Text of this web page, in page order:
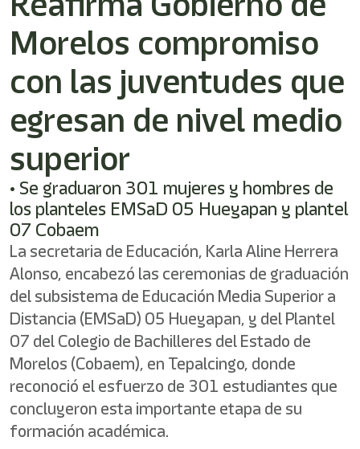
Este
acceso
directo
lector
de
pantalla
ayudarle
navegar
interactuar
con
contenido.
Morelos compromiso
con las juventudes que
egresan de nivel medio
superior
• Se graduaron 301 mujeres y hombres de
los planteles EMSaD 05 Hueyapan y plantel
07 Cobaem
La secretaria de Educación, Karla Aline Herrera
Alonso, encabezó las ceremonias de graduación
del subsistema de Educación Media Superior a
Distancia (EMSaD) 05 Hueyapan, y del Plantel
07 del Colegio de Bachilleres del Estado de
Morelos (Cobaem), en Tepalcingo, donde
reconoció el esfuerzo de 301 estudiantes que
concluyeron esta importante etapa de su
formación académica.